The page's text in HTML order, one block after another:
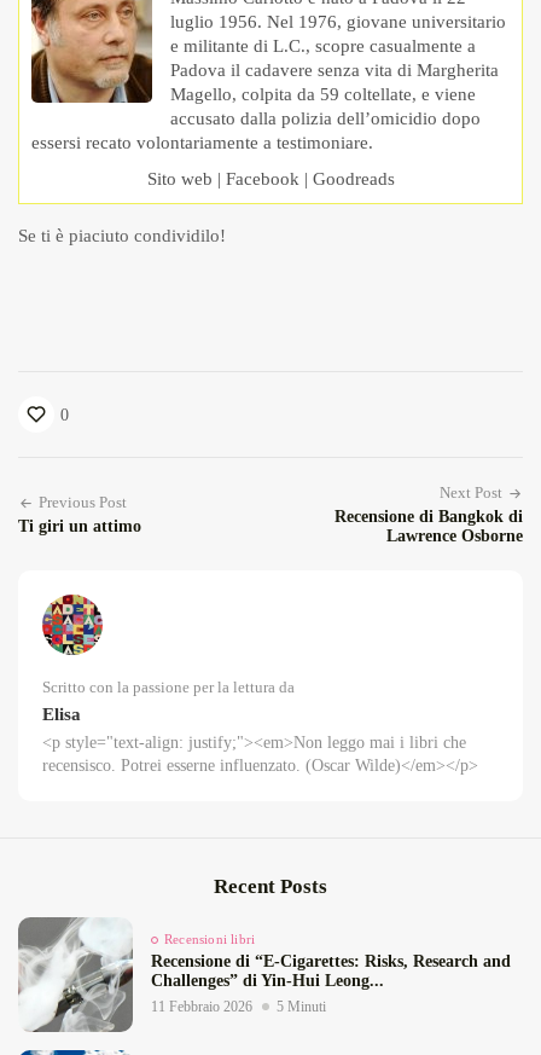
luglio 1956. Nel 1976, giovane universitario
e militante di L.C., scopre casualmente a
Padova il cadavere senza vita di Margherita
Magello, colpita da 59 coltellate, e viene
accusato dalla polizia dell’omicidio dopo
essersi recato volontariamente a testimoniare.
Sito web | Facebook | Goodreads
Se ti è piaciuto condividilo!
0
Previous Post
Ti giri un attimo
Next Post
Recensione di Bangkok di
Lawrence Osborne
Scritto con la passione per la lettura da
Elisa
<p style="text-align: justify;"><em>Non leggo mai i libri che
recensisco. Potrei esserne influenzato. (Oscar Wilde)</em></p>
Recent Posts
Recensioni libri
Recensione di “E‑Cigarettes: Risks, Research and
Challenges” di Yin‑Hui Leong...
11 Febbraio 2026 5 Minuti